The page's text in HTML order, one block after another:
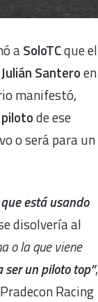
aSoloTCque el
Julián Santeroen
manifestó,
de ese
o será para un
está usando
disolvería al
o la que viene
un piloto top”,
Racing